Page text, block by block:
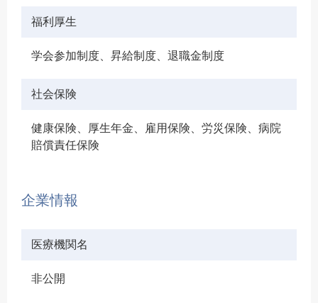
福利厚生
学会参加制度、昇給制度、退職金制度
社会保険
健康保険、厚生年金、雇用保険、労災保険、病院
賠償責任保険
企業情報
医療機関名
非公開